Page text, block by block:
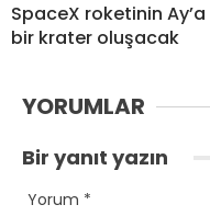
SpaceX roketinin
bir krater oluşacak
YORUMLAR
Bir yanıt yazın
Yorum *